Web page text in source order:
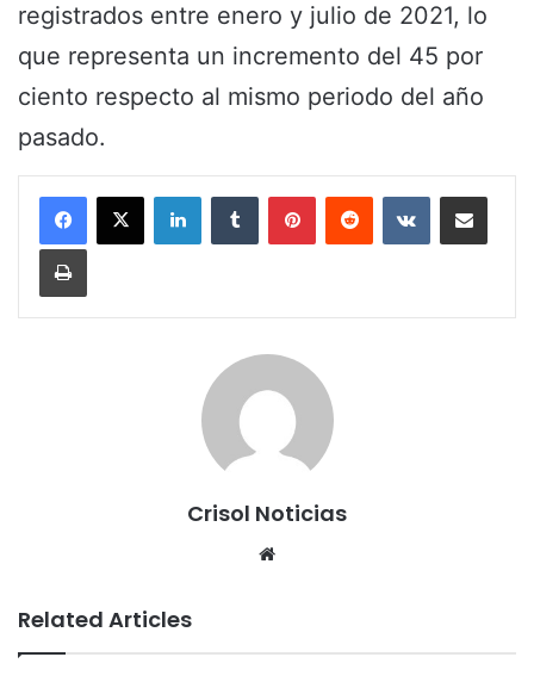
registrados entre enero y julio de 2021, lo
que representa un incremento del 45 por
ciento respecto al mismo periodo del año
pasado.
Crisol Noticias
Related Articles